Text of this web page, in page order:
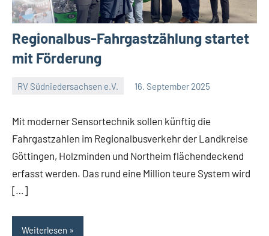
Regionalbus-Fahrgastzählung startet
mit Förderung
RV Südniedersachsen e.V. 16. September 2025
e.V.
Mit moderner Sensortechnik sollen künftig die
Fahrgastzahlen im Regionalbusverkehr der Landkreise
Göttingen, Holzminden und Northeim flächendeckend
erfasst werden. Das rund eine Million teure System wird
[…]
Weiterlesen